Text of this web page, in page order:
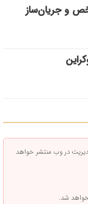
و جریان‌ساز
در وب منتشر خواهد
شد.